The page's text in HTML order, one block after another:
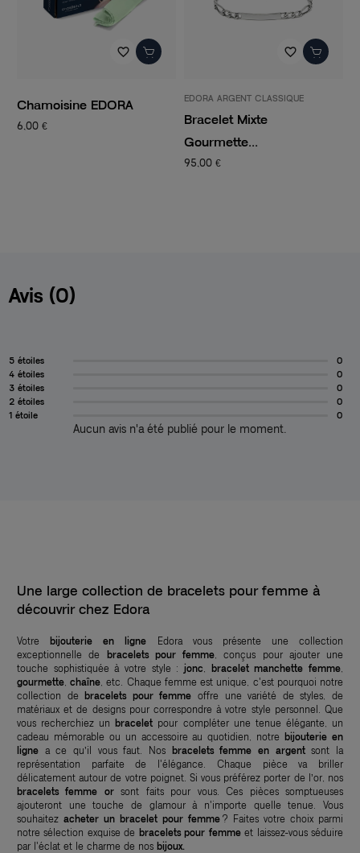
favorite_border
Chamoisine EDORA
6,00 €
favorite_border
EDORA ARGENT CLASSIQUE
Bracelet Mixte
Gourmette...
95,00 €
Avis (0)
5 étoiles
0
4 étoiles
0
3 étoiles
0
2 étoiles
0
1 étoile
0
Aucun avis n'a été publié pour le moment.
Une large collection de bracelets pour femme à
découvrir chez Edora
Votrebijouterie en ligne Edora vous présente une collection
exceptionnelle de bracelets pour femme , conçus pour ajouter une
touche sophistiquée à votre style : jonc bracelet manchette femme
gourmette ,chaîne , etc. Chaque femme est unique, c'est pourquoi notre
collection debracelets pour femme offre une variété de styles, de
matériaux et de designs pour correspondre à votre style personnel. Que
vous recherchiez unbracelet pour compléter une tenue élégante, un
cadeau mémorable ou un accessoire au quotidien, notrebijouterie en
ligne a ce qu’il vous faut. Nos bracelets femme en argentsont la
représentation parfaite de l'élégance. Chaque pièce va briller
délicatement autour de votre poignet. Si vous préférez porter de l’or, nos
bracelets femme orsont faits pour vous. Ces pièces somptueuses
ajouteront une touche de glamour à n'importe quelle tenue. Vous
souhaitez acheter un bracelet pour femme ? Faites votre choix parmi
notre sélection exquise de bracelets pour femmeet laissez-vous séduire
par l'éclat et le charme de nos bijoux.